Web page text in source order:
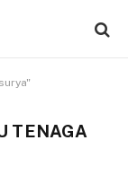
TENAGA